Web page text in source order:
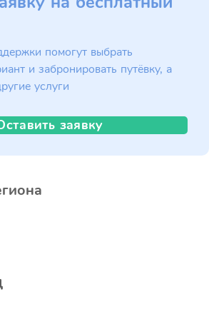
помогут выбрать
и забронировать путёвку, а
услуги
заявку